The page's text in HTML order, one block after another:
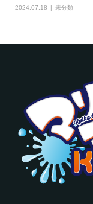
2024.07.18 未分類